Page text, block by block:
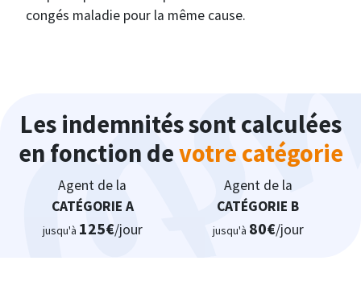
congés maladie pour la même cause.
Les indemnités sont calculées
en fonction devotre catégorie
Agent de la
CATÉGORIE A
jusqu'à 125€/jour
Agent de la
CATÉGORIE B
jusqu'à 80€/jour